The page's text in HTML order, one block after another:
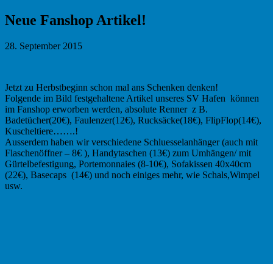
Neue Fanshop Artikel!
28. September 2015
Jetzt zu Herbstbeginn schon mal ans Schenken denken!
Folgende im Bild festgehaltene Artikel unseres SV Hafen können
im Fanshop erworben werden, absolute Renner z B.
Badetücher(20€), Faulenzer(12€), Rucksäcke(18€), FlipFlop(14€),
Kuscheltiere…….!
Ausserdem haben wir verschiedene Schluesselanhänger (auch mit
Flaschenöffner – 8€ ), Handytaschen (13€) zum Umhängen/ mit
Gürtelbefestigung, Portemonnaies (8-10€), Sofakissen 40x40cm
(22€), Basecaps (14€) und noch einiges mehr, wie Schals,Wimpel
usw.